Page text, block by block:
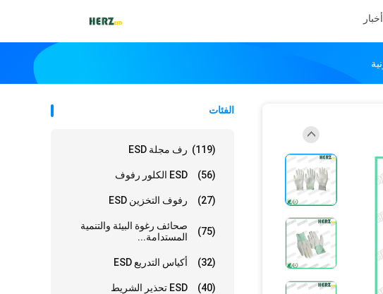
أخبار
الفئات
رف مجلة ESD (119)
ESD الكلور رفوف (56)
رفوف التخزين ESD (27)
صحائف رغوة البيئة والتنمية
المستدامة...
(75)
أكياس التدريع ESD (32)
ESD تحذير الشريط (40)